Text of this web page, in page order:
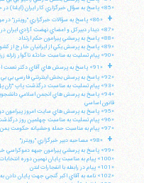
«85» پاسخ به سؤال خبرگزاري كار ايران (ايلنا) در خصوص تعيين سقف مهريهزنان
+
«86» پاسخ به سؤالات خبرگزاري "رويترز" در مورد انتخابات آينده عراق
«87» ديدار دبيركل و اعضاي نهضت آزادي ايران در دهمين سالگرد بزرگداشتمرحوم مهندس مهدي بازرگان
«88» پاسخ به پرسشي پيرامون حكم ارتداد
«89» پاسخ به پرسش يكي از ايرانيان خارج از كشور پيرامون تفكيك رهبري دينياز رهبري سياسي
«90» پيام تسليت به مناسبت حادثه ناگوار زلزله زرند كرمان
+
«91» پاسخ به پرسش هاي آقاي دكتر نعمت احمدي
«92» پاسخ به پرسش بخش اينترنتي فارسي بي بي سي پيرامون مصاديق "قتلنفس"
«93» پيام تسليت به مناسبت درگذشت پاپ "ژان پل دوم" رهبر مسيحيانكاتوليك
«94» پاسخ به پرسش هاي انجمن اسلامي
قانون اساسي
«95» پاسخ به پرسش هاي سايت امروز پيرامون دو رخداد سياسي
«96» پيام تسليت به مناسبت چهلمين روز درگذشت مرحوم آيت الله آشتياني(ره)
«97» پيام به مناسبت حمله وحشيانه حكومت يمن به شيعيان
+
«98» مصاحبه دبير خبرگزاري "رويترز"
«99» پاسخ به پرسشي پيرامون جبهه دموكراسي خواهي و حقوق بشر و انتخابات
«100» پيام به مناسبت پايان نهمين دوره انتخابات رياست جمهوري
«101» پيام در رابطه با انفجارات لندن
«102» نامه به آقاي اكبر گنجي جهت پايان دادن به اعتصاب غذا در زندان